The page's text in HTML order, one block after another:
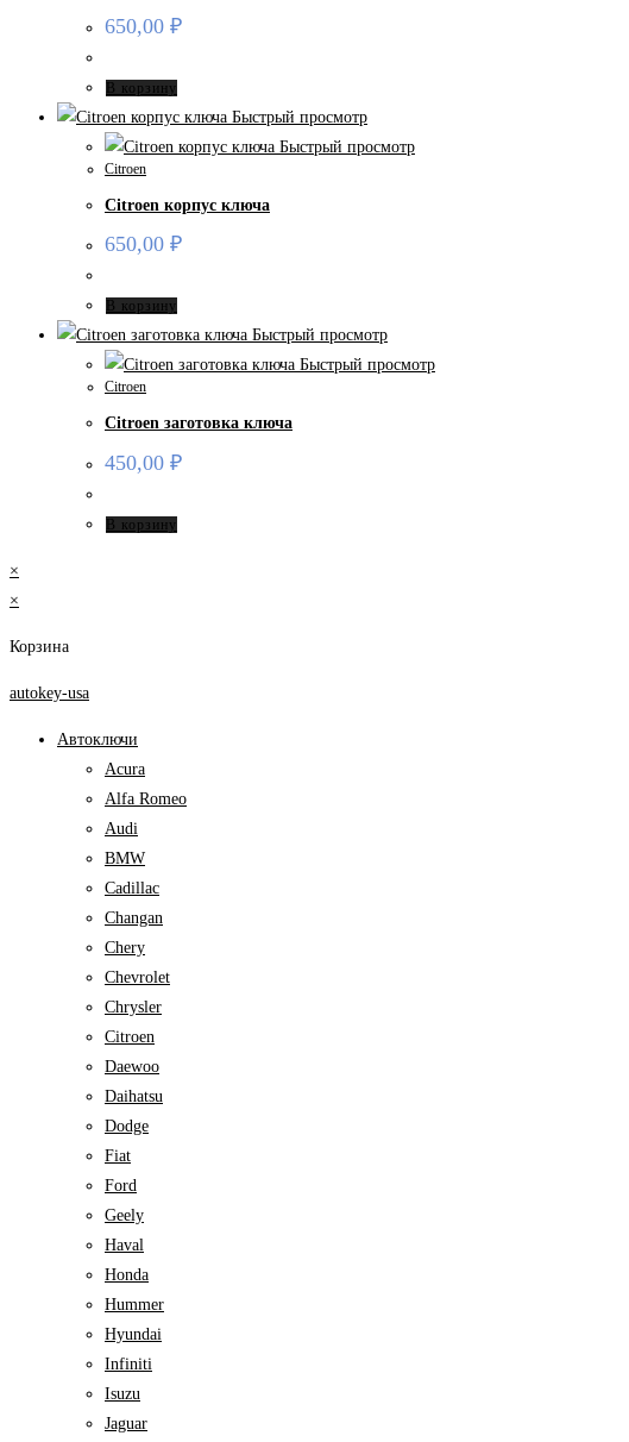
650,00 ₽
В корзину
Быстрый просмотр
Быстрый просмотр
Citroen
Citroen корпус ключа
650,00 ₽
В корзину
Быстрый просмотр
Быстрый просмотр
Citroen
Citroen заготовка ключа
450,00 ₽
В корзину
×
×
Корзина
autokey-usa
Автоключи
Acura
Alfa Romeo
Audi
BMW
Cadillac
Changan
Chery
Chevrolet
Chrysler
Citroen
Daewoo
Daihatsu
Dodge
Fiat
Ford
Geely
Haval
Honda
Hummer
Hyundai
Infiniti
Isuzu
Jaguar